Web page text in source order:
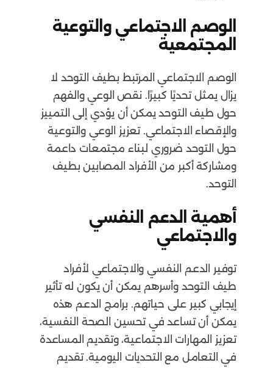
الوصم الاجتماعي والتوعية
المجتمعية
الوصم الاجتماعي المرتبط بطيف التوحد لا
يزال يمثل تحديًا كبيرًا. نقص الوعي والفهم
حول طيف التوحد يمكن أن يؤدي إلى التمييز
والإقصاء الاجتماعي. تعزيز الوعي والتوعية
حول التوحد ضروري لبناء مجتمعات داعمة
ومشاركة أكبر من الأفراد المصابين بطيف
التوحد.
أهمية الدعم النفسي
والاجتماعي
توفير الدعم النفسي والاجتماعي لأفراد
طيف التوحد وأسرهم يمكن أن يكون له تأثير
إيجابي كبير على حياتهم. برامج الدعم هذه
يمكن أن تساعد في تحسين الصحة النفسية،
تعزيز المهارات الاجتماعية، وتقديم المساعدة
في التعامل مع التحديات اليومية. تقديم